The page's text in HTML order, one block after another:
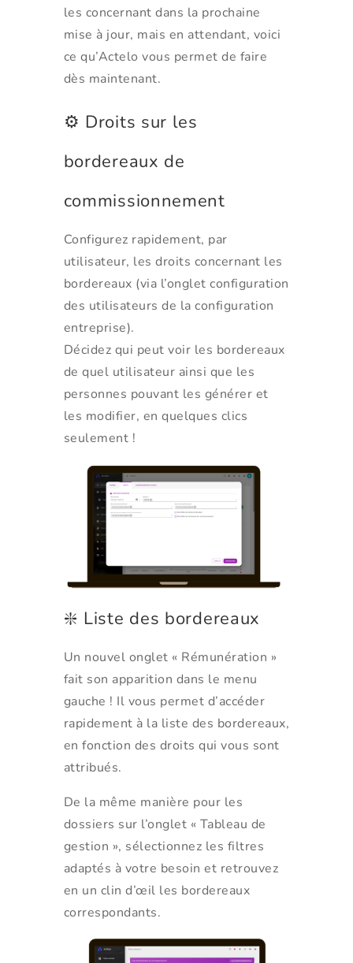
les concernant dans la prochaine
mise à jour, mais en attendant, voici
ce qu’Actelo vous permet de faire
dès maintenant.
⚙️ Droits sur les
bordereaux de
commissionnement
Configurez rapidement, par
utilisateur, les droits concernant les
bordereaux (via l’onglet configuration
des utilisateurs de la configuration
entreprise).
Décidez qui peut voir les bordereaux
de quel utilisateur ainsi que les
personnes pouvant les générer et
les modifier, en quelques clics
seulement !
❇️ Liste des bordereaux
Un nouvel onglet « Rémunération »
fait son apparition dans le menu
gauche ! Il vous permet d’accéder
rapidement à la liste des bordereaux,
en fonction des droits qui vous sont
attribués.
De la même manière pour les
dossiers sur l’onglet « Tableau de
gestion », sélectionnez les filtres
adaptés à votre besoin et retrouvez
en un clin d’œil les bordereaux
correspondants.